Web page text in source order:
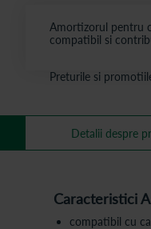
Amortizorul pentru
compatibil si
Preturile si
Detalii despre
Caracteristici
compatibil cu